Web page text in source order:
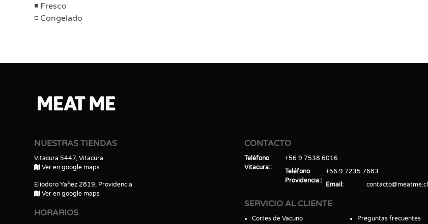
Fresco
Congelado
NUESTRAS TIENDAS
Vitacura 5447, Vitacura
Ver en google maps
Eliodoro Yañez 2819, Providencia
Ver en google maps
HORARIOS
CONTACTO
Teléfono
Vitacura:
+56 9 7538 6016
Teléfono
Providencia:
+56 9 7235 7683
Email
contacto@meatme.cl
SERVICIO AL CLIENTE
Cortes de Vacuno Preguntas frecuentes